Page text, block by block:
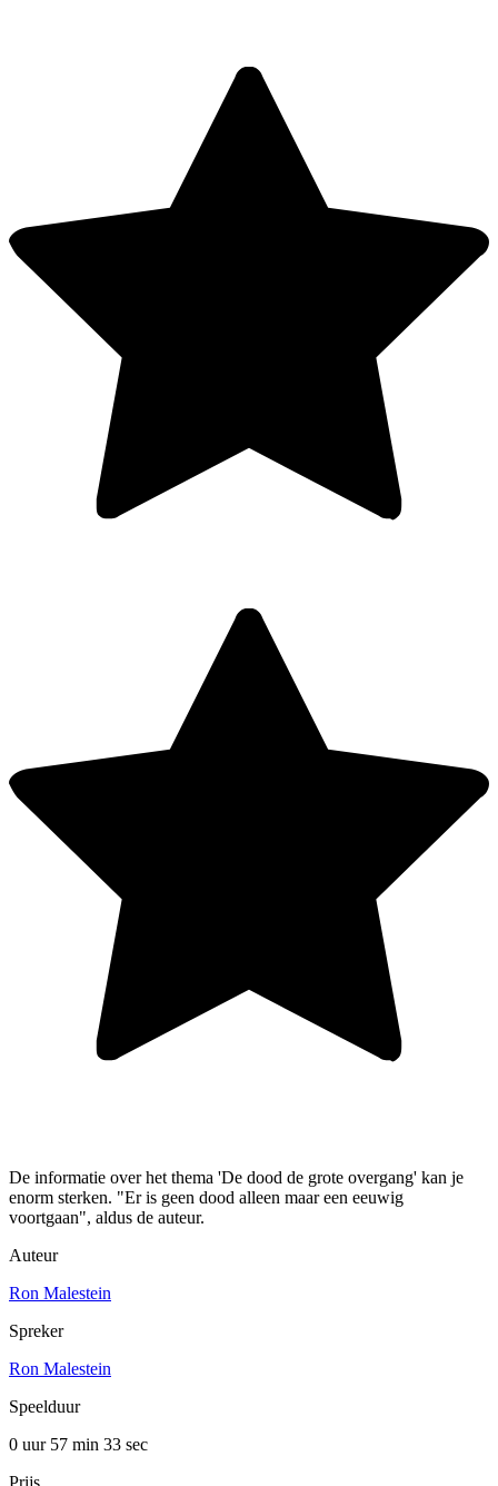
De informatie over het thema 'De dood de grote overgang' kan je
enorm sterken. "Er is geen dood alleen maar een eeuwig
voortgaan", aldus de auteur.
Auteur
Ron Malestein
Spreker
Ron Malestein
Speelduur
0 uur 57 min 33 sec
Prijs